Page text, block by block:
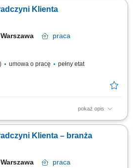
Klienta
Warszawa
praca
umowa o pracę
pełny etat
pokaż opis
dobrych relacji z klientami; realizacja
Klienta – branża
Warszawa
praca